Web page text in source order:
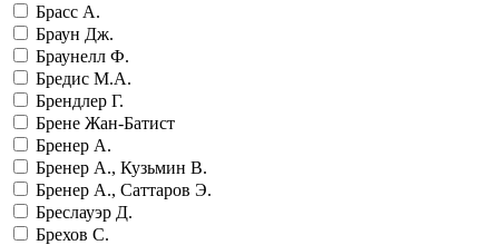
Брасс А.
Браун Дж.
Браунелл Ф.
Бредис М.А.
Брендлер Г.
Брене Жан-Батист
Бренер А.
Бренер А., Кузьмин В.
Бренер А., Саттаров Э.
Бреслауэр Д.
Брехов С.